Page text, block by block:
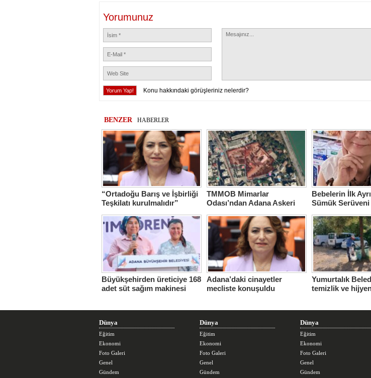
Yorumunuz
Konu hakkındaki görüşleriniz nelerdir?
BENZER HABERLER
“Ortadoğu Barış ve İşbirliği
Teşkilatı kurulmalıdır”
TMMOB Mimarlar
Odası’ndan Adana Askeri
Bebelerin İlk
Sümük Serüveni
Büyükşehirden üreticiye 168
adet süt sağım makinesi
Adana’daki cinayetler
mecliste konuşuldu
Yumurtalık
temizlik ve
Dünya
Eğitim
Ekonomi
Foto Galeri
Genel
Gündem
Dünya
Eğitim
Ekonomi
Foto Galeri
Genel
Gündem
Dünya
Eğitim
Ekonomi
Foto Galeri
Genel
Gündem